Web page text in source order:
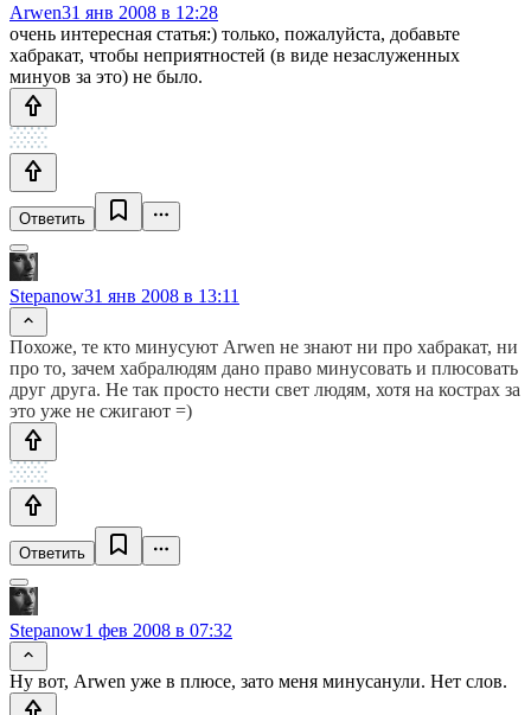
Arwen31 янв 2008 в 12:28
очень интересная статья:) только, пожалуйста, добавьте
хабракат, чтобы неприятностей (в виде незаслуженных
минуов за это) не было.
Ответить
Stepanow31 янв 2008 в 13:11
Похоже, те кто минусуют Arwen не знают ни про хабракат, ни
про то, зачем хабралюдям дано право минусовать и плюсовать
друг друга. Не так просто нести свет людям, хотя на кострах за
это уже не сжигают =)
Ответить
Stepanow1 фев 2008 в 07:32
Ну вот, Arwen уже в плюсе, зато меня минусанули. Нет слов.